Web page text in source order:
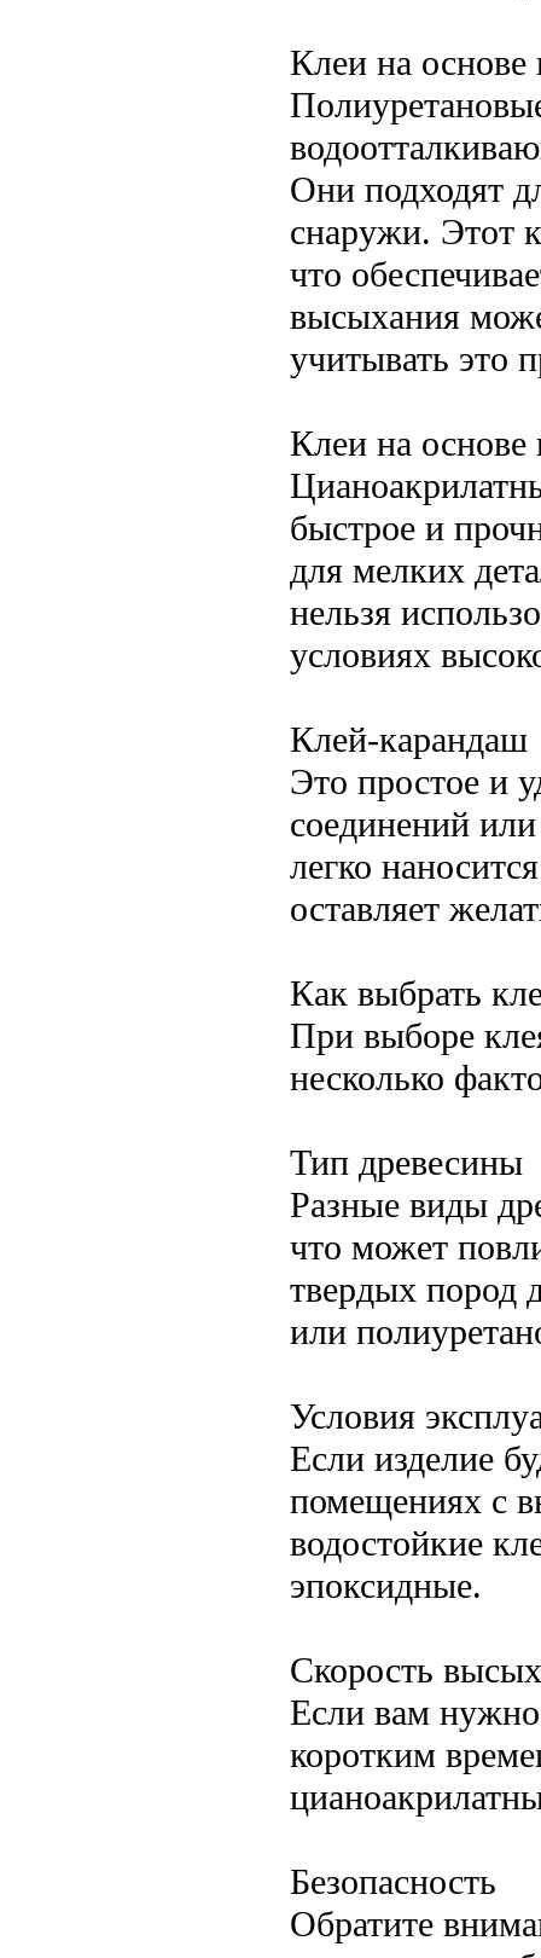
Клеи на основе
Они подходят
снаружи. Этот
что
высыхания
учитывать это
Клеи на основе
быстрое и
для мелких
нельзя
условиях
Клей-карандаш
Это простое и
соединений
легко
оставляет
Как выбрать
При выборе
несколько
Тип древесины
Разные виды
что может
твердых пород
или
Условия
Если изделие
помещениях с
водостойкие
эпоксидные.
Скорость
Если вам нужно
коротким
Безопасность
Обратите